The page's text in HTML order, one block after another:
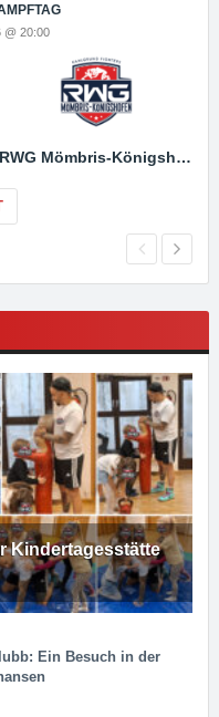
@ 20:00
RWG Mömbris-Königshofen
Kindertagesstätte
Ein Besuch in der